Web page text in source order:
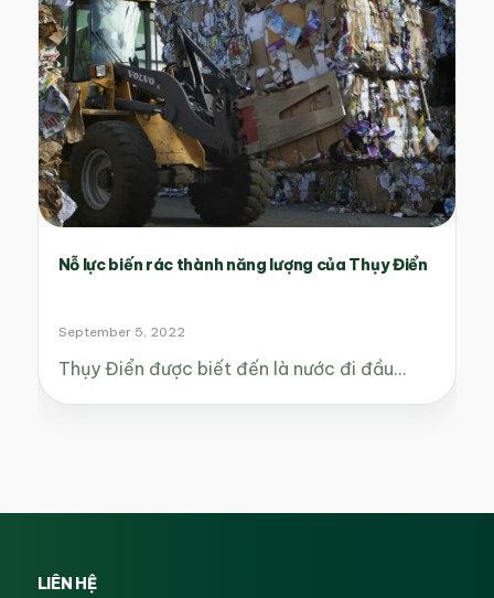
Nỗ lực biến rác thành năng lượng của Thụy Điển
September 5, 2022
Thụy Điển được biết đến là nước đi đầu…
LIÊN HỆ